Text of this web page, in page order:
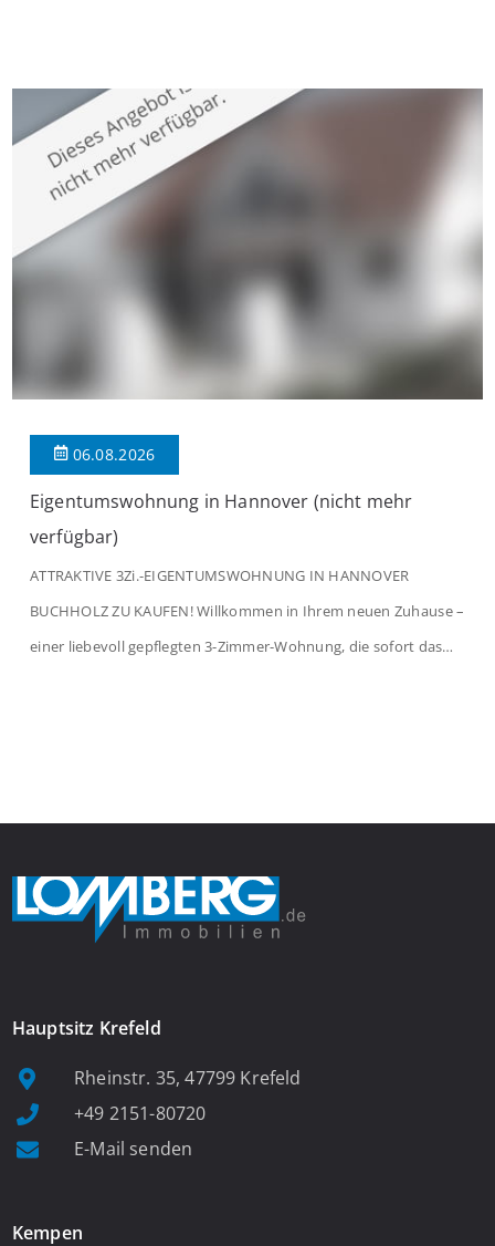
großzügige Räume und eine hochwertige Ausstattung, die
modernen Wohnkomfort mit einem stilvollen Ambiente
verbindet. Der […]
06.08.2026
Eigentumswohnung in Hannover (nicht mehr
verfügbar)
ATTRAKTIVE 3Zi.-EIGENTUMSWOHNUNG IN HANNOVER
BUCHHOLZ ZU KAUFEN! Willkommen in Ihrem neuen Zuhause –
einer liebevoll gepflegten 3-Zimmer-Wohnung, die sofort das
Hauptsitz Krefeld
Rheinstr. 35, 47799 Krefeld
+49 2151-80720
E-Mail senden
Kempen